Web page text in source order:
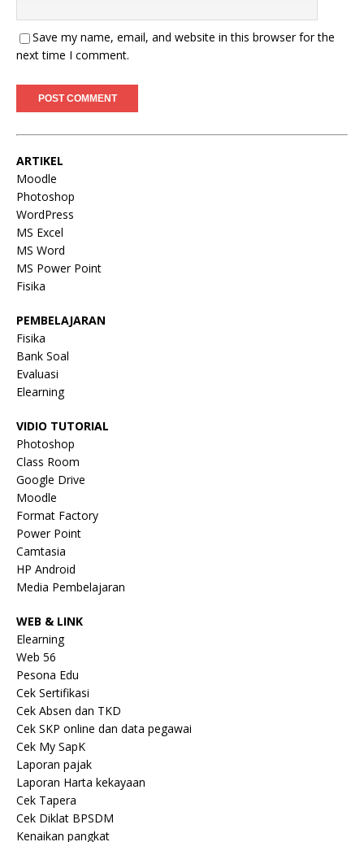
Save my name, email, and website in this browser for the
next time I comment.
ARTIKEL
Moodle
Photoshop
WordPress
MS Excel
MS Word
MS Power Point
Fisika
PEMBELAJARAN
Fisika
Bank Soal
Evaluasi
Elearning
VIDIO TUTORIAL
Photoshop
Class Room
Google Drive
Moodle
Format Factory
Power Point
Camtasia
HP Android
Media Pembelajaran
WEB & LINK
Elearning
Web 56
Pesona Edu
Cek Sertifikasi
Cek Absen dan TKD
Cek SKP online dan data pegawai
Cek My SapK
Laporan pajak
Laporan Harta kekayaan
Cek Tapera
Cek Diklat BPSDM
Kenaikan pangkat